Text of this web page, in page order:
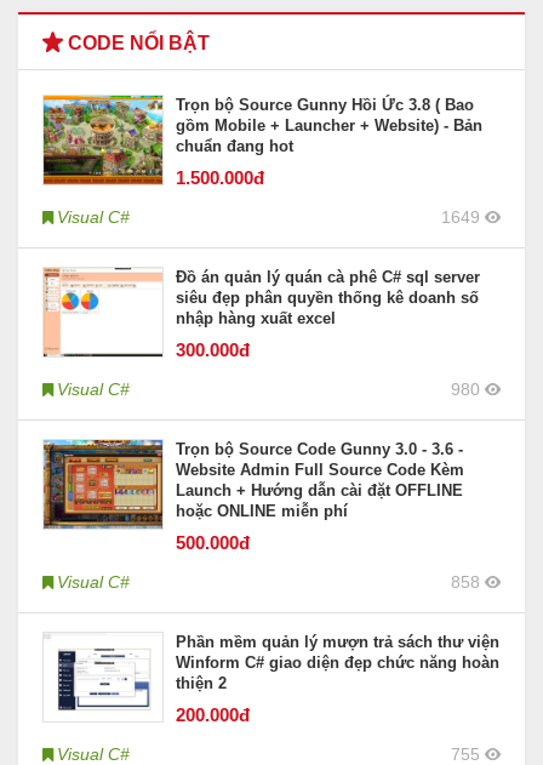
CODE NỔI BẬT
Trọn bộ Source Gunny Hồi Ức 3.8 ( Bao
gồm Mobile + Launcher + Website) - Bản
chuẩn đang hot
1.500.000đ
Visual C# 1649
Đồ án quản lý quán cà phê C# sql server
siêu đẹp phân quyền thống kê doanh số
nhập hàng xuất excel
300.000đ
Visual C# 980
Trọn bộ Source Code Gunny 3.0 - 3.6 -
Website Admin Full Source Code Kèm
Launch + Hướng dẫn cài đặt OFFLINE
hoặc ONLINE miễn phí
500.000đ
Visual C# 858
Phần mềm quản lý mượn trả sách thư viện
Winform C# giao diện đẹp chức năng hoàn
thiện 2
200.000đ
Visual C# 755